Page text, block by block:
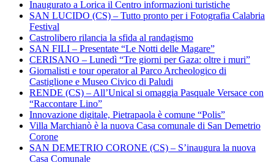
Inaugurato a Lorica il Centro informazioni turistiche
SAN LUCIDO (CS) – Tutto pronto per i Fotografia Calabria
Festival
Castrolibero rilancia la sfida al randagismo
SAN FILI – Presentate “Le Notti delle Magare”
CERISANO – Lunedì “Tre giorni per Gaza: oltre i muri”
Giornalisti e tour operator al Parco Archeologico di
Castiglione e Museo Civico di Paludi
RENDE (CS) – All’Unical si omaggia Pasquale Versace con
“Raccontare Lino”
Innovazione digitale, Pietrapaola è comune “Polis”
Villa Marchianò è la nuova Casa comunale di San Demetrio
Corone
SAN DEMETRIO CORONE (CS) – S’inaugura la nuova
Casa Comunale